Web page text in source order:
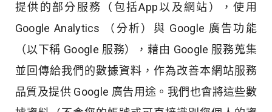
提供的部分服務（包括App以及網站），使用
Google Analytics （分析）與 Google 廣告功能
（以下稱 Google 服務），藉由 Google 服務蒐集
並回傳給我們的數據資料，作為改善本網站服務
品質及提供 Google 廣告用途。我們也會將這些數